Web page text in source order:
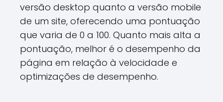
versão desktop quanto a versão mobile
de um site, oferecendo uma pontuação
que varia de 0 a 100. Quanto mais alta a
pontuação, melhor é o desempenho da
página em relação à velocidade e
optimizações de desempenho.